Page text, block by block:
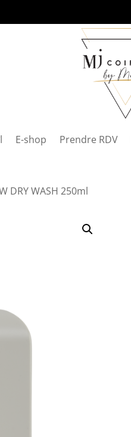
E-shop Prendre RDV
DRY WASH 250ml